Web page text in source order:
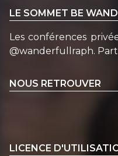
LE SOMMET BE
Les conférences
@wanderfullraph.
NOUS RETROUVER
LICENCE